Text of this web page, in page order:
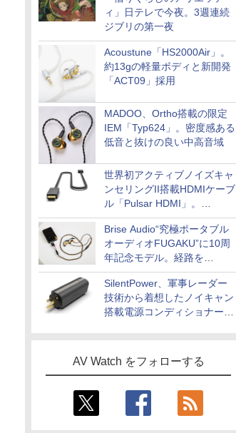
ィ」日テレで今夜。3週連続
ジブリの第一夜
Acoustune「HS2000Air」。
約13gの軽量ボディと新開発
「ACT09」採用
MADOO、Ortho搭載の限定
IEM「Typ624」。密度感ある
低音と抜けの良い中高音域
世界初アクティブノイズキャ
ンセリングII搭載HDMIケーブ
ル「Pulsar HDMI」。
SilentPowerから
Brise Audio“究極ポータブル
オーディオFUGAKU”に10周
年記念モデル。経路を
NISHIKIで統一。400万円
SilentPower、軍事レーダー
技術から着想したノイキャン
搭載電源コンディショナー
AV Watch をフォローする